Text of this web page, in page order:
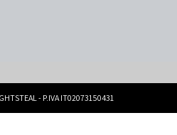
- P.IVA IT02073150431